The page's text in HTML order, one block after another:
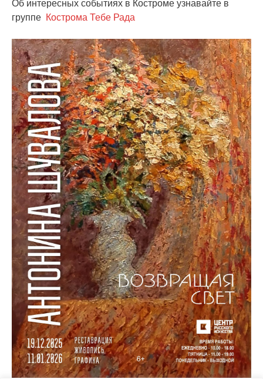
Об интересных событиях в Костроме узнавайте в
группе Кострома Тебе Рада